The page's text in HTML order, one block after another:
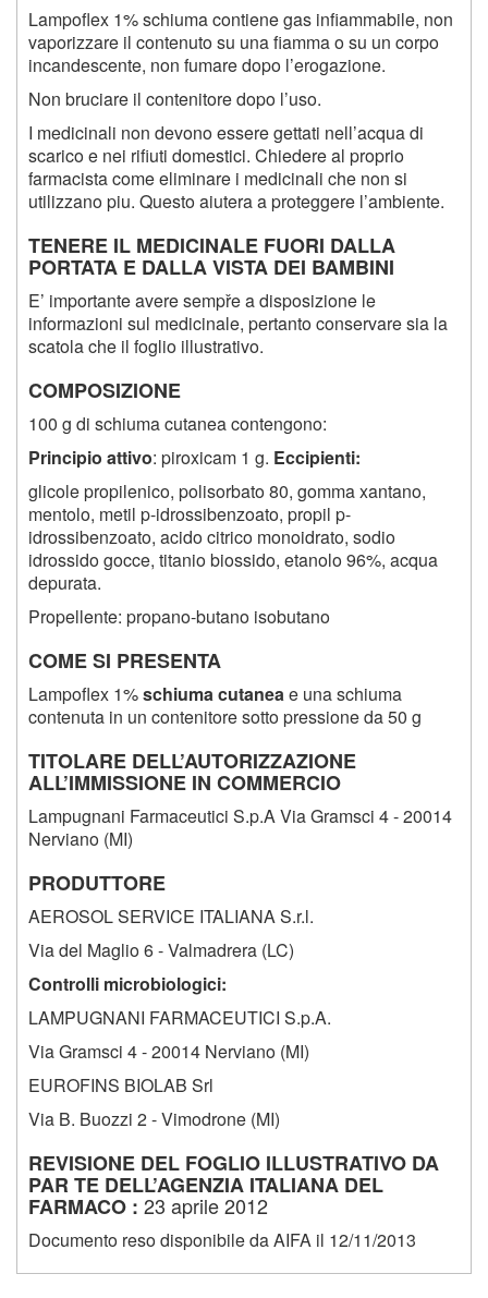
Lampoflex 1% schiuma contiene gas infiammabile, non
vaporizzare il contenuto su una fiamma o su un corpo
incandescente, non fumare dopo l’erogazione.
Non bruciare il contenitore dopo l’uso.
I medicinali non devono essere gettati nell’acqua di
scarico e nei rifiuti domestici. Chiedere al proprio
farmacista come eliminare i medicinali che non si
utilizzano piu. Questo aiutera a proteggere l’ambiente.
TENERE IL MEDICINALE FUORI DALLA
PORTATA E DALLA VISTA DEI BAMBINI
E’ importante avere sempře a disposizione le
informazioni sul medicinale, pertanto conservare sia la
scatola che il foglio illustrativo.
COMPOSIZIONE
100 g di schiuma cutanea contengono:
Principio attivo: piroxicam 1 g. Eccipienti:
glicole propilenico, polisorbato 80, gomma xantano,
mentolo, metil p-idrossibenzoato, propil p-
idrossibenzoato, acido citrico monoidrato, sodio
idrossido gocce, titanio biossido, etanolo 96%, acqua
depurata.
Propellente: propano-butano isobutano
COME SI PRESENTA
Lampoflex 1%schiuma cutaneae una schiuma
contenuta in un contenitore sotto pressione da50 g
TITOLARE DELL’AUTORIZZAZIONE
ALL’IMMISSIONE IN COMMERCIO
Lampugnani Farmaceutici S.p.A Via Gramsci 4 - 20014
Nerviano (MI)
PRODUTTORE
AEROSOL SERVICE ITALIANA S.r.l.
Via del Maglio 6 - Valmadrera (LC)
Controlli microbiologici:
LAMPUGNANI FARMACEUTICI S.p.A.
Via Gramsci 4 - 20014 Nerviano (MI)
EUROFINS BIOLAB Srl
Via B. Buozzi 2 - Vimodrone (MI)
REVISIONE DEL FOGLIO ILLUSTRATIVO DA
PAR TE DELL’AGENZIA ITALIANA DEL
FARMACO : 23 aprile 2012
Documento reso disponibile da AIFA il 12/11/2013